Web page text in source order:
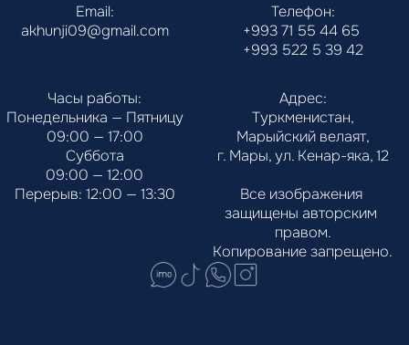
Email:
akhunji09@gmail.com
Телефон:
+993 71 55 44 65
+993 522 5 39 42
Часы работы:
Понедельника — Пятницу
09:00 — 17:00
Суббота
09:00 — 12:00
Перерыв: 12:00 — 13:30
Адрес:
Туркменистан,
Марыйский велаят,
г. Мары, ул. Кенар-яка, 12
Все изображения
защищены авторским
правом.
Копирование запрещено.